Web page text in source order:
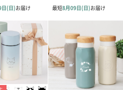
治タオルの証。今治タオルのブラ
のタオル産地今治で独自の品質基
。
親 #妻 #夫 #女性
#彼氏 #20代前半
#80代 #90代 #60代